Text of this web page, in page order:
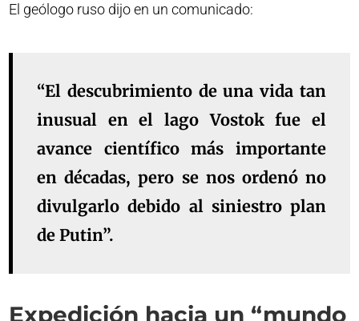
El geólogo ruso dijo en un comunicado:
“El descubrimiento de una vida tan
inusual en el lago Vostok fue el
avance científico más importante
en décadas, pero se nos ordenó no
divulgarlo debido al siniestro plan
de Putin”.
Expedición hacia un “mundo